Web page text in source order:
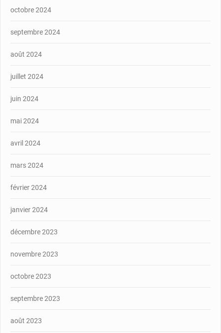
octobre 2024
septembre 2024
août 2024
juillet 2024
juin 2024
mai 2024
avril 2024
mars 2024
février 2024
janvier 2024
décembre 2023
novembre 2023
octobre 2023
septembre 2023
août 2023